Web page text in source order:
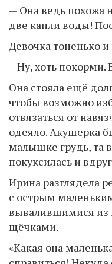
— Она ведь похожа
две капли воды!
Девочка тоненько
– Ну, хоть покорми.
Она стояла ещё
чтобы возможно
отвязаться от
одеяло. Акушерка
малышке грудь, та
покуксилась и
Ирина разглядела
с острым
вывалившимися из
щёчками.
«Какая она